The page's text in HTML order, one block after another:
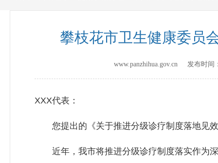
攀枝花市卫生健康委员
www.panzhihua.gov.cn 发布时间
XXX代表：
您提出的《关于推进分级诊疗制度落地见效
近年，我市将推进分级诊疗制度落实作为深